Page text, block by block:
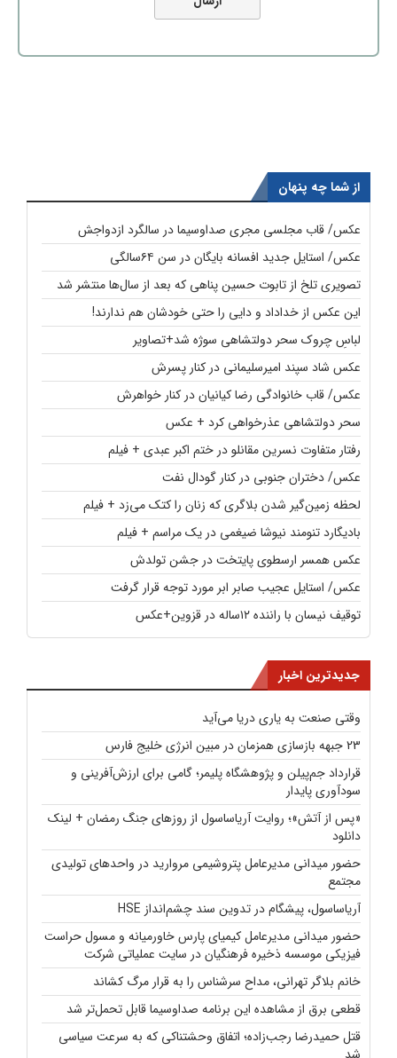
از شما چه پنهان
عکس/ قاب مجلسی مجری صداوسیما در سالگرد ازدواجش
عکس/ استایل جدید افسانه بایگان در سن ۶۴سالگی
تصویری تلخ از تابوت حسین پناهی که بعد از سال‌ها منتشر شد
این عکس از خداداد و دایی را حتی خودشان هم ندارند!
لباسِ چروک سحر دولتشاهی سوژه شد+تصاویر
عکس شاد سپند امیرسلیمانی در کنار پسرش
عکس/ قاب خانوادگی رضا کیانیان در کنار خواهرش
سحر دولتشاهی عذرخواهی کرد + عکس
رفتار متفاوت نسرین مقانلو در ختم اکبر عبدی + فیلم
عکس/ دختران جنوبی در کنار گودال نفت
لحظه زمین‌گیر شدن بلاگری که زنان را کتک می‌زد + فیلم
بادیگارد تنومند نیوشا ضیغمی در یک مراسم + فیلم
عکس همسر ارسطوی پایتخت در جشن تولدش
عکس/ استایل عجیب صابر ابر مورد توجه قرار گرفت
توقیف نیسان با راننده ۱۲ساله در قزوین+عکس
جدیدترین اخبار
وقتی صنعت به یاری دریا می‌آید
23 جبهه بازسازی همزمان در مبین انرژی خلیج فارس
قرارداد جم‌پیلن و پژوهشگاه پلیمر؛ گامی برای ارزش‌آفرینی و
سودآوری پایدار
«پس از آتش»؛ روایت آریاساسول از روزهای جنگ رمضان + لینک
دانلود
حضور میدانی مدیرعامل پتروشیمی مروارید در واحدهای تولیدی
مجتمع
آریاساسول، پیشگام در تدوین سند چشم‌انداز HSE
حضور میدانی مدیرعامل کیمیای پارس خاورمیانه و مسول حراست
فیزیکی موسسه ذخیره فرهنگیان در سایت عملیاتی شرکت
خانم بلاگر تهرانی، مداح سرشناس را به قرار مرگ کشاند
قطعی برق از مشاهده این برنامه صداوسیما قابل تحمل‌تر شد
قتل حمیدرضا رجب‌زاده؛ اتفاق وحشتناکی که به سرعت سیاسی